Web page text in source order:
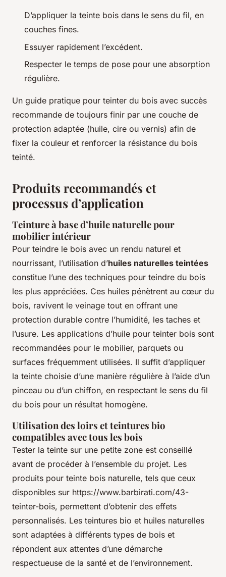
D’appliquer la teinte bois dans le sens du fil, en
couches fines.
Essuyer rapidement l’excédent.
Respecter le temps de pose pour une absorption
régulière.
Un guide pratique pour teinter du bois avec succès
recommande de toujours finir par une couche de
protection adaptée (huile, cire ou vernis) afin de
fixer la couleur et renforcer la résistance du bois
teinté.
Produits recommandés et
processus d’application
Teinture à base d’huile naturelle pour
mobilier intérieur
Pour teindre le bois avec un rendu naturel et
nourrissant, l’utilisation d’huiles naturelles teintées
constitue l’une des techniques pour teindre du bois
les plus appréciées. Ces huiles pénètrent au cœur du
bois, ravivent le veinage tout en offrant une
protection durable contre l’humidité, les taches et
l’usure. Les applications d’huile pour teinter bois sont
recommandées pour le mobilier, parquets ou
surfaces fréquemment utilisées. Il suffit d’appliquer
la teinte choisie d’une manière régulière à l’aide d’un
pinceau ou d’un chiffon, en respectant le sens du fil
du bois pour un résultat homogène.
Utilisation des loirs et teintures bio
compatibles avec tous les bois
Tester la teinte sur une petite zone est conseillé
avant de procéder à l’ensemble du projet. Les
produits pour teinte bois naturelle, tels que ceux
disponibles sur https://www.barbirati.com/43-
teinter-bois, permettent d’obtenir des effets
personnalisés. Les teintures bio et huiles naturelles
sont adaptées à différents types de bois et
répondent aux attentes d’une démarche
respectueuse de la santé et de l’environnement.